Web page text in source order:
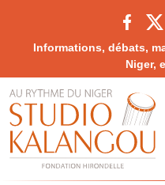
Informations, débats,
Niger,